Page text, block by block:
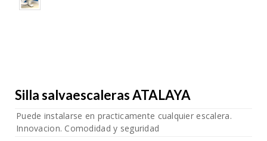
Silla salvaescaleras ATALAYA
Puede instalarse en practicamente cualquier escalera.
Innovacion. Comodidad y seguridad